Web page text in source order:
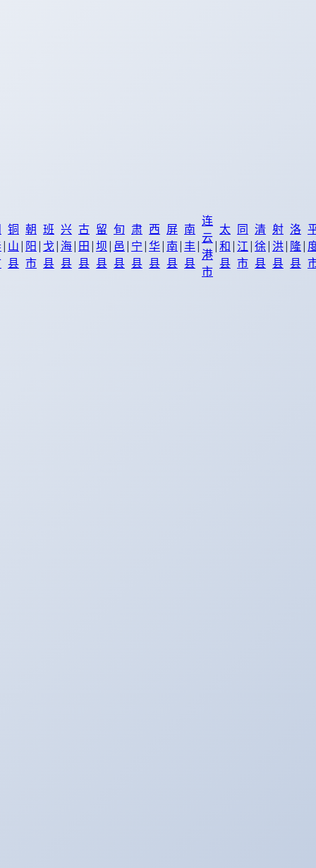
|
铜
山
县
|
朝
阳
市
|
班
戈
县
|
兴
海
县
|
古
田
县
|
留
坝
县
|
旬
邑
县
|
肃
宁
县
|
西
华
县
|
屏
南
县
|
南
丰
县
|
连
云
港
市
|
太
和
县
|
同
江
市
|
清
徐
县
|
射
洪
县
|
洛
隆
县
|